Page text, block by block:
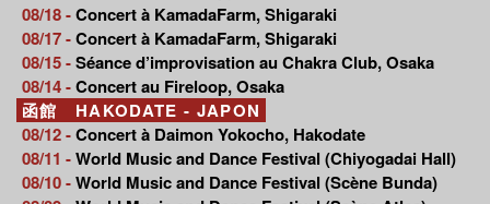
08/18 -Concert à KamadaFarm, Shigaraki
08/17 -Concert à KamadaFarm, Shigaraki
08/15 -Séance d’improvisation au Chakra Club, Osaka
08/14 -Concert au Fireloop, Osaka
函館 HAKODATE - JAPON
08/12 -Concert à Daimon Yokocho, Hakodate
08/11 -World Music and Dance Festival (Chiyogadai Hall)
08/10 -World Music and Dance Festival (Scène Bunda)